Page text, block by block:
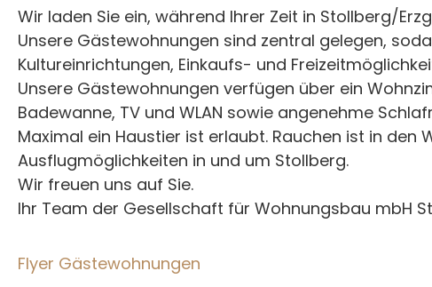
Wir laden Sie ein, während Ihrer Zeit in Stollberg/
Unsere Gästewohnungen sind zentral gelegen,
Kultureinrichtungen, Einkaufs- und
Unsere Gästewohnungen verfügen über ein
Badewanne, TV und WLAN sowie angenehme
Maximal ein Haustier ist erlaubt. Rauchen ist in
Ausflugmöglichkeiten in und um Stollberg.
Wir freuen uns auf Sie.
Ihr Team der Gesellschaft für Wohnungsbau mbH
Flyer Gästewohnungen